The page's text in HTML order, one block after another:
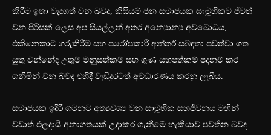
කිරීම ඉතා වැදගත් වන බවද, කිසියම් ජන සමාජයක සාමූහිකව ජීවත්
වන පිරිසක් ලෙස අප සියල්ලන් අතර අන්‍යොන්‍ය අවබෝධය,
එකිනෙකාට ගරුකිරීම සහ පරෝපකාරී අන්තර් සබඳතා පවත්වා ගත
යුතු වන්නේද උතුම් මනුසත්කම් සහ ගුණ යහපත්කම් පදනම් කර
ගනිමින් වන බවද එහිදී වැඩිදුරටත් අවධාරණය කරනු ලැබීය.
සමාජයක ඉදිරි ගමනට අත්‍යවශ්‍ය වන සාමූහික සහජීවනය මඟින්
වඩාත් ඵලදායී අනාගතයක් උදාකර ගැනීමේ හැකියාව පවතින බවද